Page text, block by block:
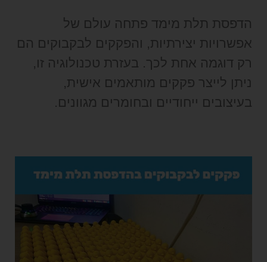
הדפסת תלת מימד פתחה עולם של
אפשרויות יצירתיות, והפקקים לבקבוקים הם
רק דוגמה אחת לכך. בעזרת טכנולוגיה זו,
ניתן לייצר פקקים מותאמים אישית,
בעיצובים ייחודיים ובחומרים מגוונים.